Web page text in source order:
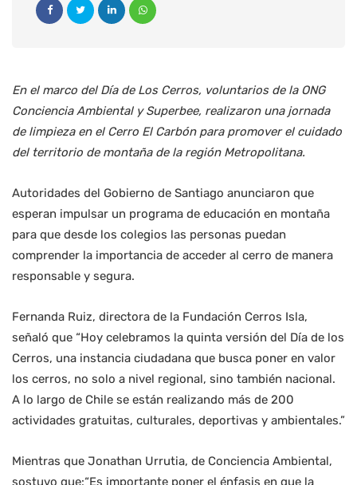
En el marco del Día de Los Cerros, voluntarios de la ONG
Conciencia Ambiental y Superbee, realizaron una jornada
de limpieza en el Cerro El Carbón para promover el cuidado
del territorio de montaña de la región Metropolitana.
Autoridades del Gobierno de Santiago anunciaron que
esperan impulsar un programa de educación en montaña
para que desde los colegios las personas puedan
comprender la importancia de acceder al cerro de manera
responsable y segura.
Fernanda Ruiz, directora de la Fundación Cerros Isla,
señaló que “Hoy celebramos la quinta versión del Día de los
Cerros, una instancia ciudadana que busca poner en valor
los cerros, no solo a nivel regional, sino también nacional.
A lo largo de Chile se están realizando más de 200
actividades gratuitas, culturales, deportivas y ambientales.”
Mientras que Jonathan Urrutia, de Conciencia Ambiental,
sostuvo que:“Es importante poner el énfasis en que la